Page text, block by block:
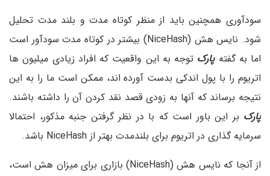
سودآوری همچنین باید از منظر کوتاه مدت و بلند مدت تحلیل
شود. نایس هش (NiceHash) بیشتر در کوتاه مدت سودآور است
اما به گفتهپارک توجه به این واقعیت که افراد زیادی میلیون ها
اتریوم را با پول اندکی بدست آورده اند، ممکن است ما را به این
نتیجه برساند که آنها به زودی قصد نقد کردن آن را داشته باشند.
پارک بر این باور است که با در نظر گرفتن جنبه مذکور، احتمالا
سرمایه گذاری در اتریوم برای بلندمدت بهتر از NiceHash باشد.
از آنجا که نایس هش (NiceHash) بازاری برای میزان هش است،